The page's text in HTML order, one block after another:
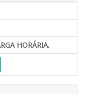
HORÁRIA.